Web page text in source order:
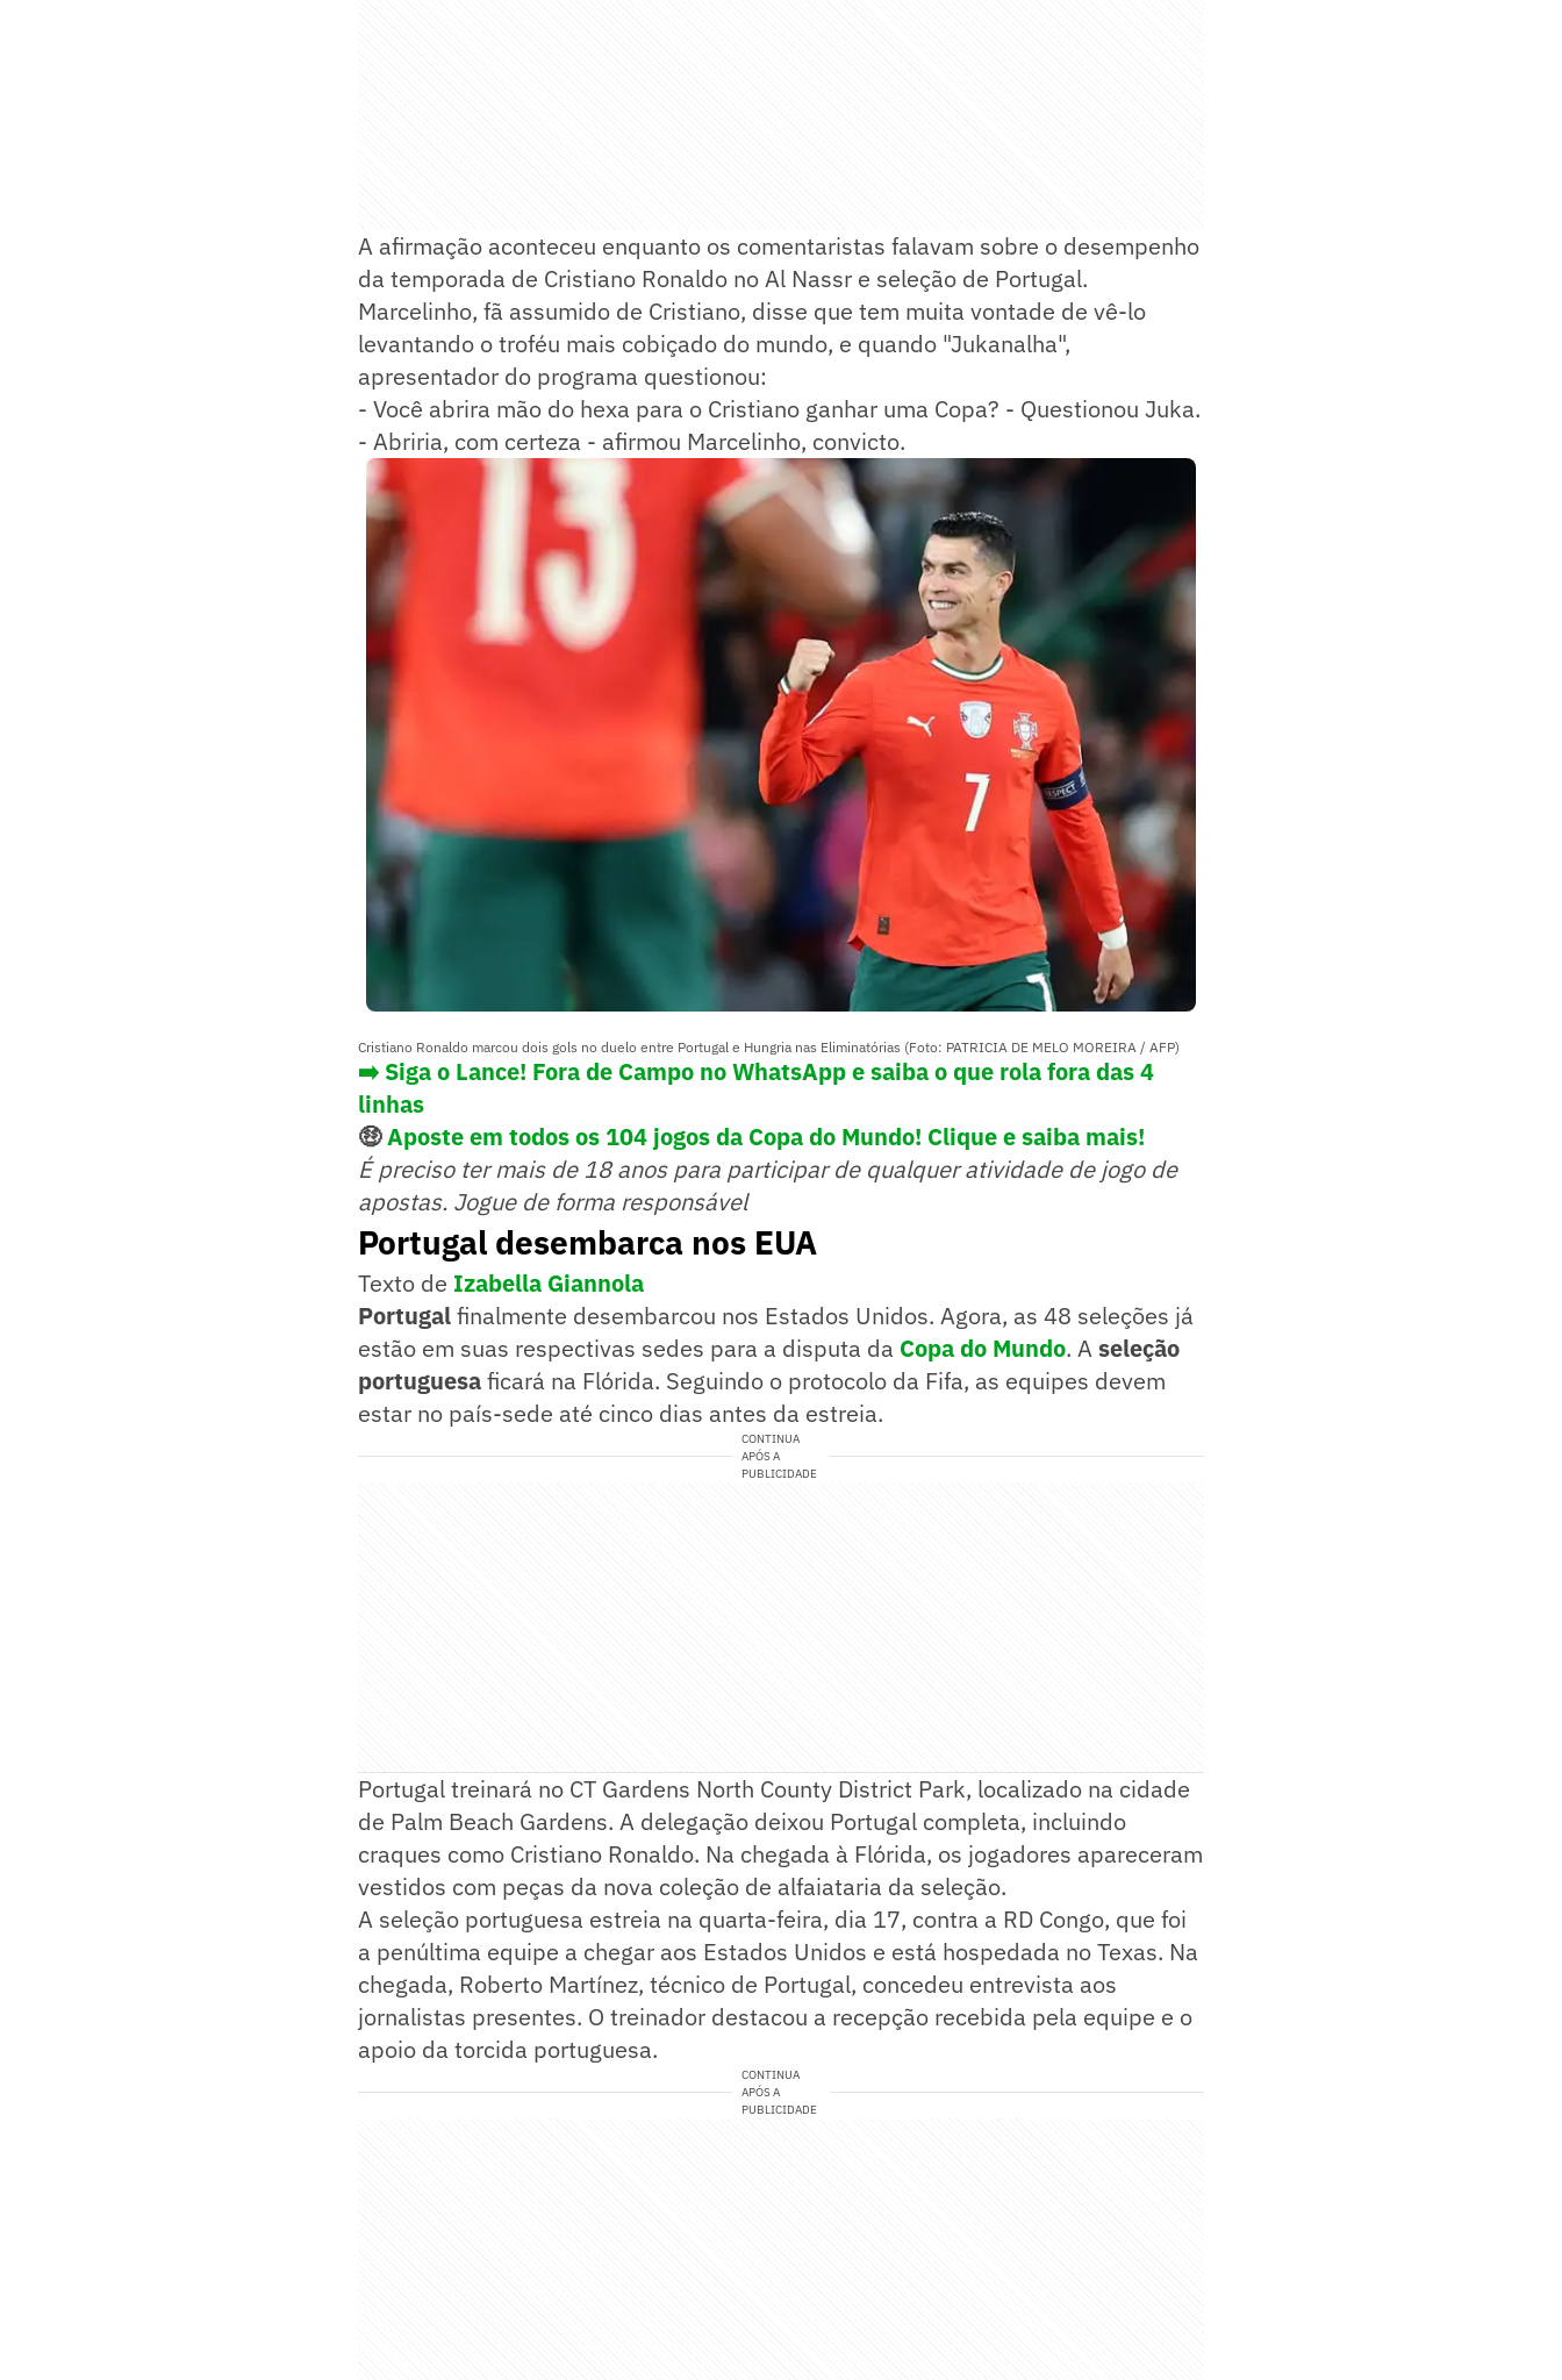
A afirmação aconteceu enquanto os comentaristas falavam sobre o desempenho
da temporada de Cristiano Ronaldo no Al Nassr e seleção de Portugal.
Marcelinho, fã assumido de Cristiano, disse que tem muita vontade de vê-lo
levantando o troféu mais cobiçado do mundo, e quando "Jukanalha",
apresentador do programa questionou:
- Você abrira mão do hexa para o Cristiano ganhar uma Copa? - Questionou Juka.
- Abriria, com certeza - afirmou Marcelinho, convicto.
Cristiano Ronaldo marcou dois gols no duelo entre Portugal e Hungria nas Eliminatórias (Foto: PATRICIA DE MELO MOREIRA / AFP)
➡️ Siga o Lance! Fora de Campo no WhatsApp e saiba o que rola fora das 4
linhas
🤑Aposte em todos os 104 jogos da Copa do Mundo! Clique e saiba mais!
É preciso ter mais de 18 anos para participar de qualquer atividade de jogo de
apostas. Jogue de forma responsável
Portugal desembarca nos EUA
Texto de Izabella Giannola
Portugalfinalmente desembarcou nos Estados Unidos. Agora, as 48 seleções já
estão em suas respectivas sedes para a disputa da Copa do Mundo. Aseleção
portuguesaficará na Flórida. Seguindo o protocolo da Fifa, as equipes devem
estar no país-sede até cinco dias antes da estreia.
CONTINUA
APÓS A
PUBLICIDADE
Portugal treinará no CT Gardens North County District Park, localizado na cidade
de Palm Beach Gardens. A delegação deixou Portugal completa, incluindo
craques como Cristiano Ronaldo. Na chegada à Flórida, os jogadores apareceram
vestidos com peças da nova coleção de alfaiataria da seleção.
A seleção portuguesa estreia na quarta-feira, dia 17, contra a RD Congo, que foi
a penúltima equipe a chegar aos Estados Unidos e está hospedada no Texas. Na
chegada, Roberto Martínez, técnico de Portugal, concedeu entrevista aos
jornalistas presentes. O treinador destacou a recepção recebida pela equipe e o
apoio da torcida portuguesa.
CONTINUA
APÓS A
PUBLICIDADE